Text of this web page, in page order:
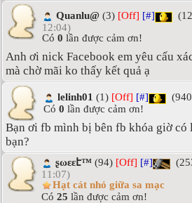
Quanlu@ (3) [Off] [#]
12:04)
Có 0 lần được cảm ơn!
Anh ơi nick Facebook em yêu cấu
mà chờ mãi ko thấy kết quả ạ
lelinh01 (1) [Off] [#]
Có 0 lần được cảm ơn!
Bạn ơi fb mình bị bên fb khóa giờ có
bạn?
ʂωεεէ™ (94) [Off] [#]
11:07)
Hạt cát nhỏ giữa sa mạc
Có 25 lần được cảm ơn!